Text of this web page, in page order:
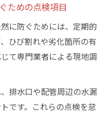
ための点検項目
に防ぐためには、定期的
ひび割れや劣化箇所の有
て専門業者による現地調
排水口や配管周辺の水漏
です。これらの点検を怠